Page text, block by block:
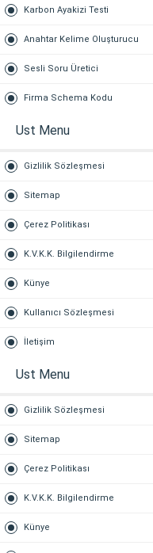
Karbon Ayakizi Testi
Anahtar Kelime Oluşturucu
Sesli Soru Üretici
Firma Schema Kodu
Ust Menu
Gizlilik Sözleşmesi
Sitemap
Çerez Politikası
K.V.K.K. Bilgilendirme
Künye
Kullanıcı Sözleşmesi
İletişim
Ust Menu
Gizlilik Sözleşmesi
Sitemap
Çerez Politikası
K.V.K.K. Bilgilendirme
Künye